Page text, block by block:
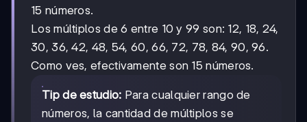
15 números.
Los múltiplos de 6 entre 10 y 99 son: 12, 18, 24,
30, 36, 42, 48, 54, 60, 66, 72, 78, 84, 90, 96.
Como ves, efectivamente son 15 números.
Tip de estudio: Para cualquier rango de
números, la cantidad de múltiplos se